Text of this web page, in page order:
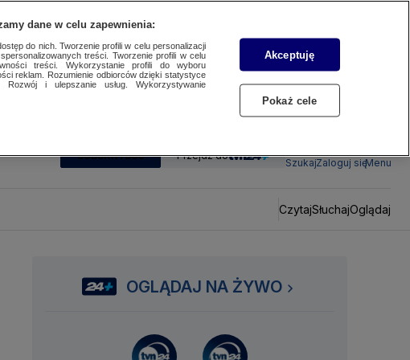
SUBSKRYBUJ Przejdź do
SzukajZaloguj sięMenu
CzytajSłuchajOglądaj
OGLĄDAJ NA ŻYWO
dane w celu zapewnienia:
do nich. Tworzenie profili w celu personalizacji
treści. Tworzenie profili w celu
treści. Wykorzystanie profili do wyboru
reklam. Rozumienie odbiorców dzięki statystyce
i ulepszanie usług. Wykorzystywanie
Akceptuję
Pokaż cele